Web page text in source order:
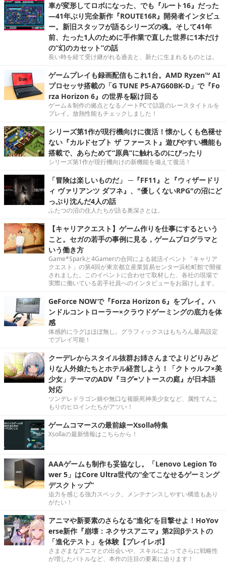
車が変形してロボになった、でも『ルート16』だった
―41年ぶり完全新作『ROUTE16R』開発者インタビュ
ー。新旧スタッフが語るシリーズの魂。そして41年
前、たった1人のために手作業で直した世界に1本だけ
の“幻のカセット”の話
長い時を経て受け継がれる過去と、新たに生まれるものとは。
ゲームプレイも録画配信もこれ1台。AMD Ryzen™ AI
プロセッサ搭載の「G TUNE P5-A7G60BK-D」で『Fo
rza Horizon 6』の世界を駆け回る
ゲーム＆制作の拠点となるノートPCで話題のレースタイトルを
プレイ。放熱性能もチェックしました！
シリーズ第1作が現行機向けに復活！懐かしくも色褪せ
ない『カルドセプト ザ ファースト』遊びやすい機能も
搭載で、あらためて“原典”に触れるのにぴったり
シリーズ第1作が現行機向けの新機能を備えて復活！
「冒険は楽しいものだ」 ─『FF11』と『ウィザードリ
ィ ヴァリアンツ ダフネ』、"優しくないRPG"の沼にど
っぷり沈んだ4人の話
ふたつの沼の住人たちが語る奥深さとは。
【キャリアクエスト】ゲーム作りを仕事にするという
こと。セガの若手の事例に見る，ゲームプログラマと
いう働き方
Game*Sparkと4Gamerの合同による就活イベント「キャリア
クエスト」の第4回が東京都立産業貿易センター浜松町館で開催
されました。このイベントに合わせて取材した、各社の現場で
実際に働いている若手社員へのインタビューをお届けします。
GeForce NOWで『Forza Horizon 6』をプレイ。ハ
ンドルコントローラー×クラウドゲーミングの底力を体
感
体感的にラグはほぼ無し。グラフィックスはもちろん最高設定
でプレイ可能！
クーデレからスタイル抜群お姉さんまでよりどりみど
りな人外娘たちとホテル経営しよう！「クトゥルフ×美
少女」テーマのADV『ヨグ=ソトースの庭』が日本語
対応
ツンデレドラゴン娘や無口な複眼死神美少女など、属性てんこ
もりのヒロインたちがアツい！
ゲームコマースの最前線ーXsolla特集
Xsollaの最新情報はこちらから！
AAAゲームも制作も妥協なし。「Lenovo Legion To
wer 5」はCore Ultra世代の“全てこなせるゲーミング
デスクトップ”
迫力を感じる強力スペック。メンテナンスしやすい構造もあり
がたい！
アニマや新要素のさらなる“進化”を目撃せよ！HoYov
erse新作『崩壊：ネクサスアニマ』第2回βテストの
「進化テスト」を体験【プレイレポ】
さまざまなアニマとの出会いや、スキルによってさらに戦略性
が増したバトルなど、本作の注目の要素に迫ります！